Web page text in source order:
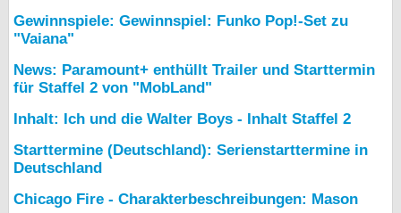
Gewinnspiele: Gewinnspiel: Funko Pop!-Set zu
"Vaiana"
News: Paramount+ enthüllt Trailer und Starttermin
für Staffel 2 von "MobLand"
Inhalt: Ich und die Walter Boys - Inhalt Staffel 2
Starttermine (Deutschland): Serienstarttermine in
Deutschland
Chicago Fire - Charakterbeschreibungen: Mason